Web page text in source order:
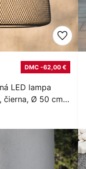
LED lampa
čierna, Ø 50 cm,
DMC -62,00 €